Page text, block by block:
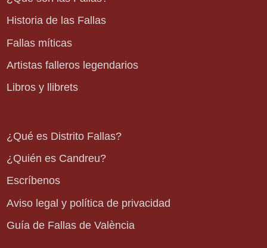
Historia de las Fallas
Fallas míticas
Artistas falleros legendarios
Libros y llibrets
¿Qué es Distrito Fallas?
¿Quién es Candreu?
Escríbenos
Aviso legal y política de privacidad
Guía de Fallas de València